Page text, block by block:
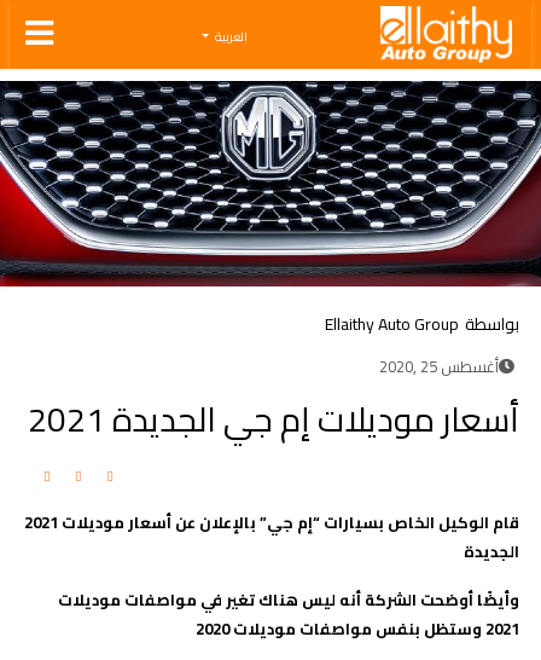
Ellaithy Auto Group
العربية
بواسطة Ellaithy Auto Group
أغسطس 25 ,2020
أسعار موديلات إم جي الجديدة 2021
قام الوكيل الخاص بسيارات “إم جي” بالإعلان عن أسعار موديلات 2021
الجديدة
وأيضًا أوضحت الشركة أنه ليس هناك تغير في مواصفات موديلات
2021 وستظل بنفس مواصفات موديلات 2020